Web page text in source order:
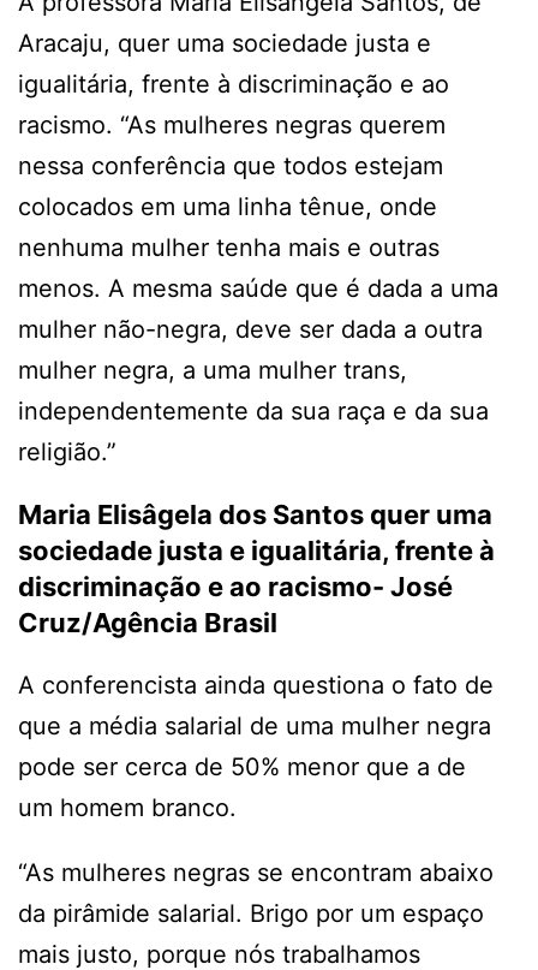
Aracaju, quer uma sociedade justa e
igualitária, frente à discriminação e ao
racismo. “As mulheres negras querem
nessa conferência que todos estejam
colocados em uma linha tênue, onde
nenhuma mulher tenha mais e outras
menos. A mesma saúde que é dada a uma
mulher não-negra, deve ser dada a outra
mulher negra, a uma mulher trans,
independentemente da sua raça e da sua
religião.”
Maria Elisâgela dos Santos quer uma
sociedade justa e igualitária, frente à
discriminação e ao racismo- José
Cruz/Agência Brasil
A conferencista ainda questiona o fato de
que a média salarial de uma mulher negra
pode ser cerca de 50% menor que a de
um homem branco.
“As mulheres negras se encontram abaixo
da pirâmide salarial. Brigo por um espaço
mais justo, porque nós trabalhamos